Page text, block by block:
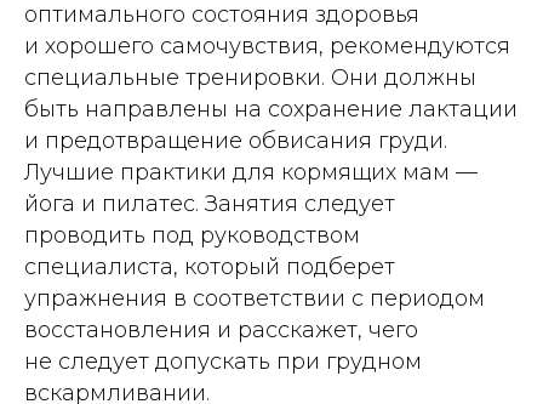
оптимального состояния здоровья
и хорошего самочувствия, рекомендуются
специальные тренировки. Они должны
быть направлены на сохранение лактации
и предотвращение обвисания груди.
Лучшие практики для кормящих мам —
йога и пилатес. Занятия следует
проводить под руководством
специалиста, который подберет
упражнения в соответствии с периодом
восстановления и расскажет, чего
не следует допускать при грудном
вскармливании.